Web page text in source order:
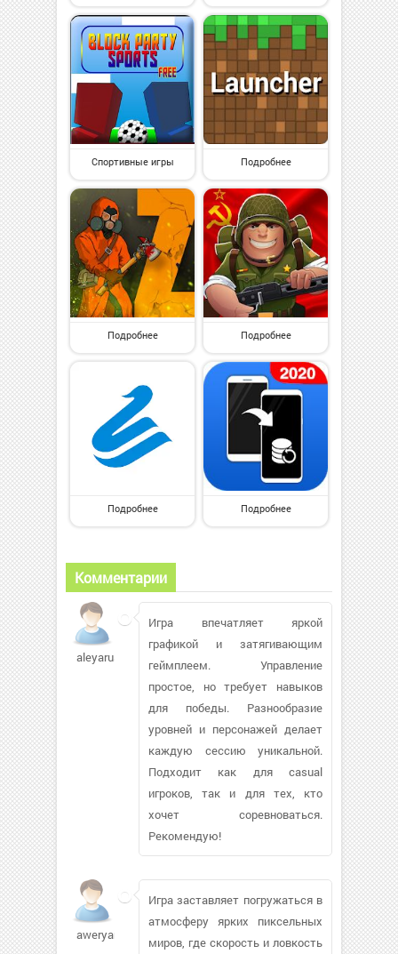
Спортивные игры Подробнее
Подробнее Подробнее
Подробнее Подробнее
Комментарии
aleyarus118
Игра впечатляет яркой
графикой и затягивающим
геймплеем. Управление
простое, но требует навыков
для победы. Разнообразие
уровней и персонажей делает
каждую сессию уникальной.
Подходит как для casual
игроков, так и для тех, кто
хочет соревноваться.
Рекомендую!
aweryan274
Игра заставляет погружаться в
атмосферу ярких пиксельных
миров, где скорость и ловкость